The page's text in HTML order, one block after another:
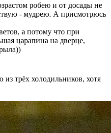
робею и от досады не
- мудрею. А присмотрюсь
а потому что при
царапина на дверце,
из трёх холодильников, хотя